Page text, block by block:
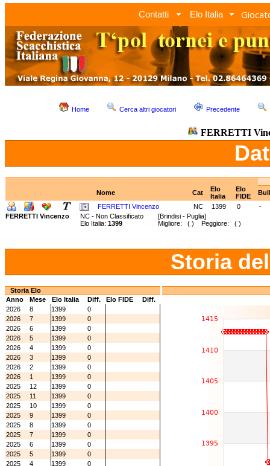
Contatti Elo Italia
Home Cerca altri giocatori Precedente
FERRETTI
Nome Cat
Elo
Italia
Elo
FIDE
FERRETTI Vincenzo
NC 1399 0
-
FERRETTI Vincenzo
NC - Non Classificato [Brindisi - Puglia]
Elo Italia: 1399 Migliore: ( ) Peggiore: ( )
Storia
Storia Elo
Anno
Mese Elo Italia Diff. Elo FIDE
Diff.
2026
8 1399
0
2026
7 1399
0
2026
6 1399
0
2026
5 1399
0
2026
4 1399
0
2026
3 1399
0
2026
2 1399
0
2026
1 1399
0
2025
12 1399
0
2025
11 1399
0
2025
10 1399
0
2025
9 1399
0
2025
8 1399
0
2025
7 1399
0
2025
6 1399
0
2025
5 1399
0
2025
4 1399
0